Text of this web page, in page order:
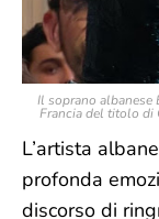
Il soprano albanese
Francia del titolo di
L’artista
profonda
discorso di